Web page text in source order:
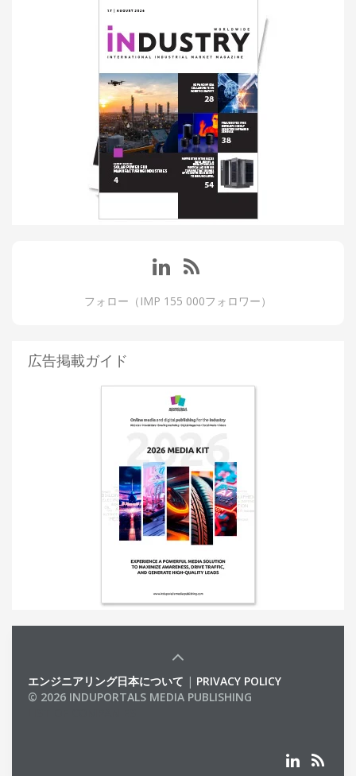
フォロー（IMP 155 000フォロワー）
広告掲載ガイド
エンジニアリング日本について | PRIVACY POLICY
© 2026 INDUPORTALS MEDIA PUBLISHING